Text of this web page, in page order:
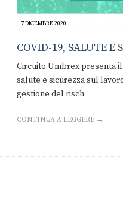
7 DICEMBRE 2020
COVID-19, SALUTE E
Circuito Umbrex presenta il
salute e sicurezza sul
gestione del risch
CONTINUA A LEGGERE →